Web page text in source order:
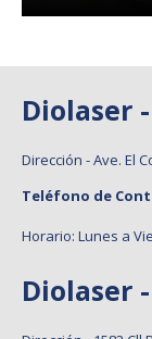
Diolaser
Dirección - Ave. El
Teléfono de
Horario: Lunes a
Diolaser